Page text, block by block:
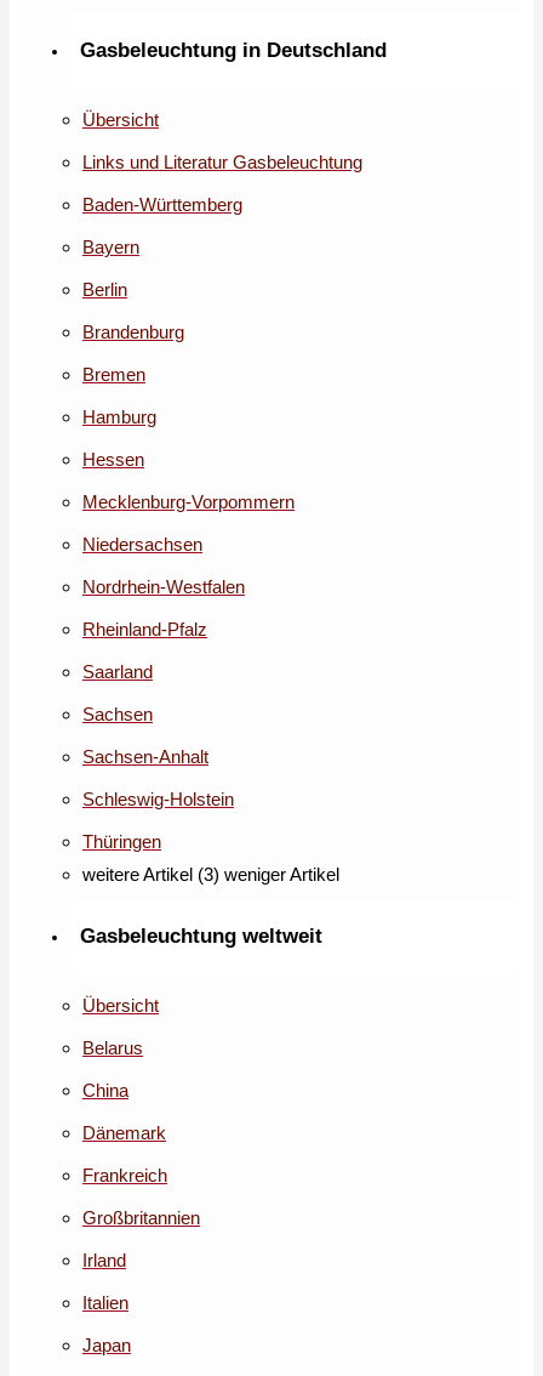
Gasbeleuchtung in Deutschland
Übersicht
Links und Literatur Gasbeleuchtung
Baden-Württemberg
Bayern
Berlin
Brandenburg
Bremen
Hamburg
Hessen
Mecklenburg-Vorpommern
Niedersachsen
Nordrhein-Westfalen
Rheinland-Pfalz
Saarland
Sachsen
Sachsen-Anhalt
Schleswig-Holstein
Thüringen
weitere Artikel (3) weniger Artikel
Gasbeleuchtung weltweit
Übersicht
Belarus
China
Dänemark
Frankreich
Großbritannien
Irland
Italien
Japan